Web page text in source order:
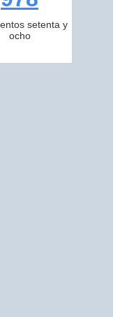
setenta y
ocho